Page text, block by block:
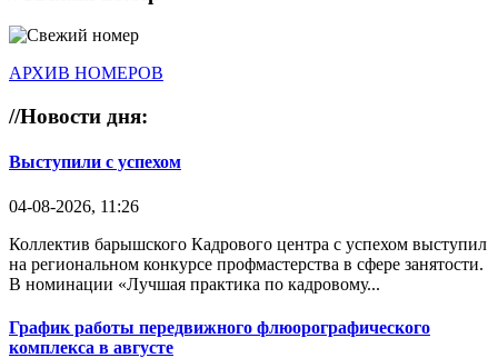
АРХИВ НОМЕРОВ
//Новости дня:
Выступили с успехом
04-08-2026, 11:26
Коллектив барышского Кадрового центра с успехом выступил
на региональном конкурсе профмастерства в сфере занятости.
В номинации «Лучшая практика по кадровому...
График работы передвижного флюорографического
комплекса в августе